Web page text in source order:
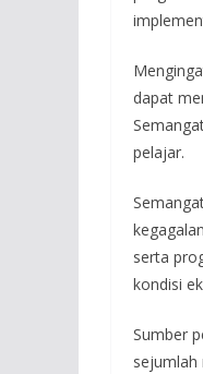
dapat
pelajar.
serta
kondisi
Sumber
sejumlah